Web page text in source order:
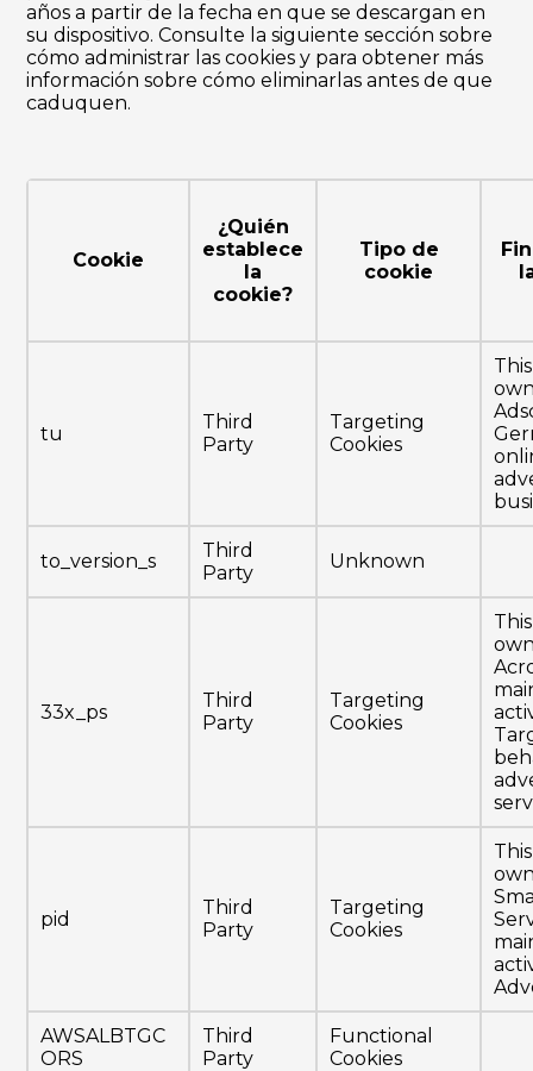
años a partir de la fecha en que se descargan en
su dispositivo. Consulte la siguiente sección sobre
cómo administrar las cookies y para obtener más
información sobre cómo eliminarlas antes de que
caduquen.
Cookie
¿Quién
establece
la
cookie?
Tipo de
cookie
tu
Third
Party
Targeting
Cookies
to_version_s
Third
Party
Unknown
33x_ps
Third
Party
Targeting
Cookies
pid
Third
Party
Targeting
Cookies
AWSALBTGC
ORS
Third
Party
Functional
Cookies